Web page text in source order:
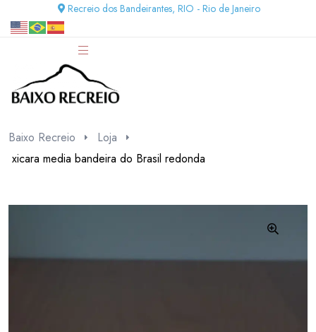
Recreio dos Bandeirantes, RIO - Rio de Janeiro
Baixo Recreio
Loja
xicara media bandeira do Brasil redonda